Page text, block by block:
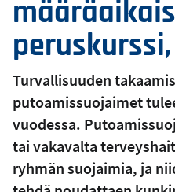
Turvallisuuden
putoamissuojaimet
vuodessa.
tai vakavalta
ryhmän suojaimia, ja